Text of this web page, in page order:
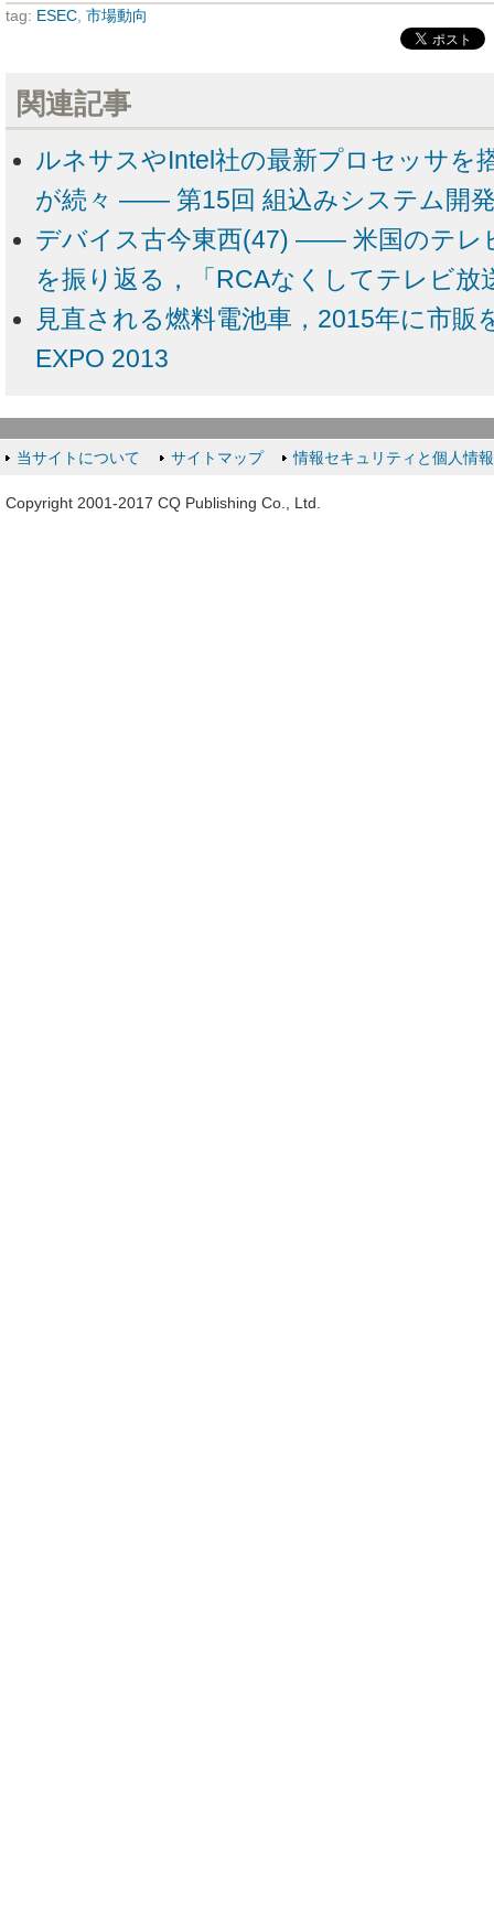
tag: ESEC, 市場動向
関連記事
ルネサスやIntel社の最新プロセッサを
が続々 ―― 第15回 組込みシステム開
デバイス古今東西(47) ―― 米国のテレ
を振り返る，「RCAなくしてテレビ放
見直される燃料電池車，2015年に市
EXPO 2013
当サイトについて サイトマップ 情報セキュリティと個人情
Copyright 2001-2017 CQ Publishing Co., Ltd.